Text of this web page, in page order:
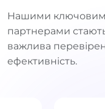
Нашими
партнерами
важлива
ефективність.